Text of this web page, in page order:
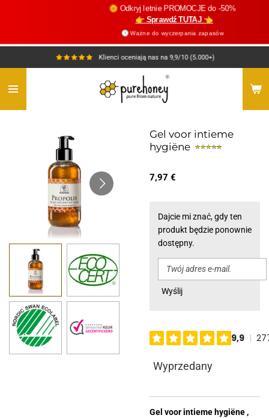
🌞 Odkryj letnie PROMOCJE do -50%
👉 Sprawdź TUTAJ 👈
🕓 Ważne do wyczerpania zapasów
Klienci oceniają nas na 9,9/10 (5.000+)
Gel voor intieme
hygiëne
7,97 €
Dajcie mi znać, gdy ten
produkt będzie ponownie
dostępny.
Wyślij
Wyprzedany
Gel voor intieme hygiëne ,